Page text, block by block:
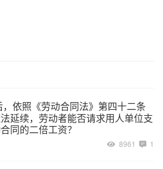
依照《劳动合同法》第四十二条
延续，劳动者能否请求用人单位支
同的二倍工资？
8961 1